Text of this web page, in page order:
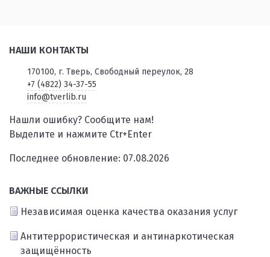
НАШИ КОНТАКТЫ
170100, г. Тверь, Свободный переулок, 28
+7 (4822) 34-37-55
info@tverlib.ru
Нашли ошибку? Сообщите нам!
Выделите и нажмите Ctr+Enter
Последнее обновление: 07.08.2026
ВАЖНЫЕ ССЫЛКИ
Независимая оценка качества оказания услуг
Антитеррористическая и антинаркотическая
защищённость